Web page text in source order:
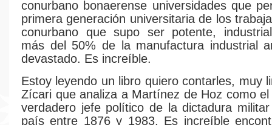
conurbano bonaerense universidades que
primera generación universitaria de los
conurbano que supo ser potente,
más del 50% de la manufactura industrial
devastado. Es increíble.
Estoy leyendo un libro quiero contarles, muy
Zícari que analiza a Martínez de Hoz como
verdadero jefe político de la dictadura
país entre 1876 y 1983. Es increíble